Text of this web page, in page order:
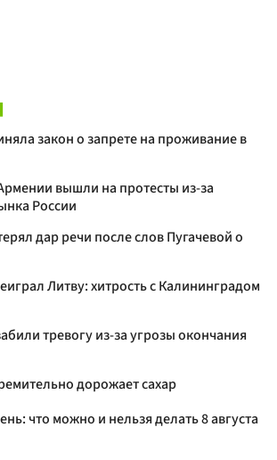
закон о запрете на проживание в
вышли на протесты из-за
России
дар речи после слов Пугачевой о
Литву: хитрость с Калининградом
тревогу из-за угрозы окончания
дорожает сахар
что можно и нельзя делать 8 августа